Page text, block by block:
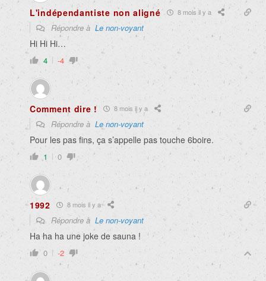
L'indépendantiste non aligné 8 mois il y a
Répondre à Le non-voyant
Hi Hi Hi…
4 -4
Comment dire ! 8 mois il y a
Répondre à Le non-voyant
Pour les pas fins, ça s’appelle pas touche 6boire.
1 0
1992 8 mois il y a
Répondre à Le non-voyant
Ha ha ha une joke de sauna !
0 -2